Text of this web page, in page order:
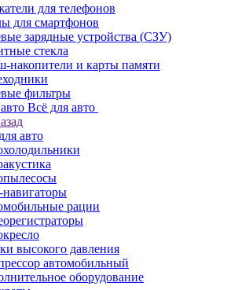
для телефонов
для смартфонов
зарядные устройства (СЗУ)
стекла
накопители и карты памяти
фильтры
Всё для авто
авто
навигаторы
рации
высокого давления
автомобильный
оборудование